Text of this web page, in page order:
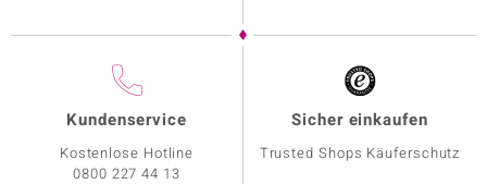
Kundenservice
Kostenlose Hotline
0800 227 44 13
Sicher einkaufen
Trusted Shops Käuferschutz